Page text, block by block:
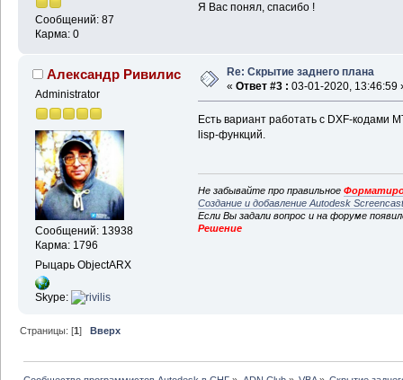
Сообщений: 87
Карма: 0
Я Вас понял, спасибо !
Александр Ривилис
Administrator
Сообщений: 13938
Карма: 1796
Рыцарь ObjectARX
Skype:
Re: Скрытие заднего плана
« Ответ #3 : 03-01-2020, 13:46:59
Есть вариант работать с DXF-кодами
lisp-функций.
Не забывайте про правильное
Создание и добавление Autodesk
Если Вы задали вопрос и на форуме
Решение
Страницы: [1]Вверх